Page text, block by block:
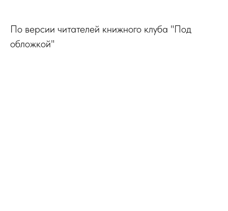
По версии читателей книжного клуба "Под
обложкой"